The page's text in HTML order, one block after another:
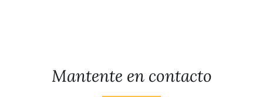
Mantente en contacto